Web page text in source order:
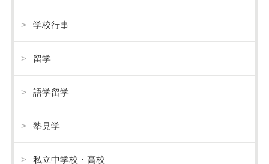
学校行事
留学
語学留学
塾見学
私立中学校・高校